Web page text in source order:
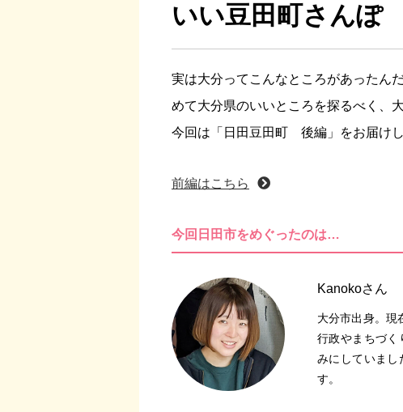
いい豆田町さん
実は大分ってこんなところがあった
めて大分県のいいところを探るべく、
今回は「日田豆田町 後編」をお届け
前編はこちら
今回日田市をめぐったのは…
Kanokoさん
大分市出身。現
行政やまちづく
みにしていま
す。